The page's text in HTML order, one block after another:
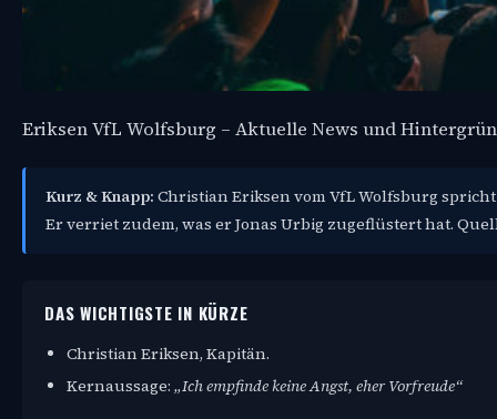
Eriksen VfL Wolfsburg – Aktuelle News und
Kurz & Knapp: Christian Eriksen vom VfL Wolfsburg
Er verriet zudem, was er Jonas Urbig zugeflüstert hat.
DAS WICHTIGSTE IN KÜRZE
Christian Eriksen, Kapitän.
Kernaussage: „Ich empfinde keine Angst, eher Vorfreude“